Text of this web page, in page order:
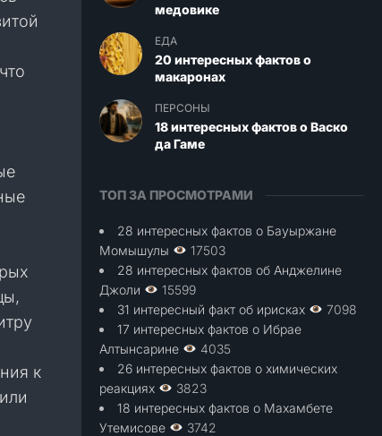
к
медовике
ЕДА
20 интересных фактов о
макаронах
ПЕРСОНЫ
18 интересных фактов о Васко
да Гаме
ТОП ЗА ПРОСМОТРАМИ
28 интересных фактов о Бауыржане
Момышулы
17503
28 интересных фактов об Анджелине
Джоли
15599
31 интересный факт об ирисках
7098
17 интересных фактов о Ибрае
Алтынсарине
4035
26 интересных фактов о химических
реакциях
3823
18 интересных фактов о Махамбете
Утемисове
3742